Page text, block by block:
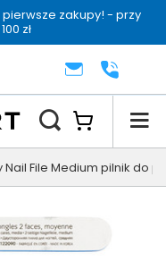
pierwsze zakupy! - przy
zł
konsultacjaKONTAKT+48 222
File Medium pilnik do